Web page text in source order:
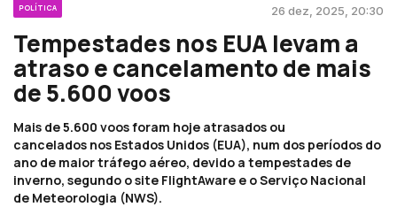
POLÍTICA 26 dez, 2025, 20:30
Tempestades nos EUA levam a
atraso e cancelamento de mais
de 5.600 voos
Mais de 5.600 voos foram hoje atrasados ou
cancelados nos Estados Unidos (EUA), num dos períodos do
ano de maior tráfego aéreo, devido a tempestades de
inverno, segundo o site FlightAware e o Serviço Nacional
de Meteorologia (NWS).